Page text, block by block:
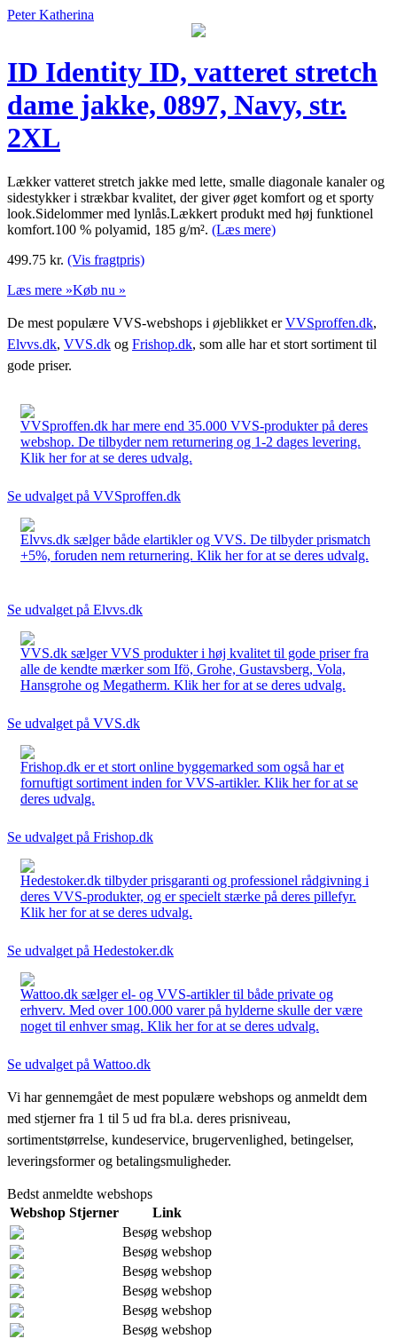
Peter Katherina
ID Identity ID, vatteret stretch
dame jakke, 0897, Navy, str.
2XL
Lækker vatteret stretch jakke med lette, smalle diagonale kanaler og
sidestykker i strækbar kvalitet, der giver øget komfort og et sporty
look.Sidelommer med lynlås.Lækkert produkt med høj funktionel
komfort.100 % polyamid, 185 g/m². (Læs mere)
499.75 kr. (Vis fragtpris)
Læs mere »Køb nu »
De mest populære VVS-webshops i øjeblikket erVVSproffen.dk,
Elvvs.dk, VVS.dk og Frishop.dk, som alle har et stort sortiment til
gode priser.
VVSproffen.dk har mere end 35.000 VVS-produkter på deres
webshop. De tilbyder nem returnering og 1-2 dages levering.
Klik her for at se deres udvalg.
Se udvalget på VVSproffen.dk
Elvvs.dk sælger både elartikler og VVS. De tilbyder prismatch
+5%, foruden nem returnering. Klik her for at se deres udvalg.
Se udvalget på Elvvs.dk
VVS.dk sælger VVS produkter i høj kvalitet til gode priser fra
alle de kendte mærker som Ifö, Grohe, Gustavsberg, Vola,
Hansgrohe og Megatherm. Klik her for at se deres udvalg.
Se udvalget på VVS.dk
Frishop.dk er et stort online byggemarked som også har et
fornuftigt sortiment inden for VVS-artikler. Klik her for at se
deres udvalg.
Se udvalget på Frishop.dk
Hedestoker.dk tilbyder prisgaranti og professionel rådgivning i
deres VVS-produkter, og er specielt stærke på deres pillefyr.
Klik her for at se deres udvalg.
Se udvalget på Hedestoker.dk
Wattoo.dk sælger el- og VVS-artikler til både private og
erhverv. Med over 100.000 varer på hylderne skulle der være
noget til enhver smag. Klik her for at se deres udvalg.
Se udvalget på Wattoo.dk
Vi har gennemgået de mest populære webshops og anmeldt dem
med stjerner fra 1 til 5 ud fra bl.a. deres prisniveau,
sortimentstørrelse, kundeservice, brugervenlighed, betingelser,
leveringsformer og betalingsmuligheder.
Bedst anmeldte webshops
Webshop Stjerner
Link
Besøg webshop
Besøg webshop
Besøg webshop
Besøg webshop
Besøg webshop
Besøg webshop